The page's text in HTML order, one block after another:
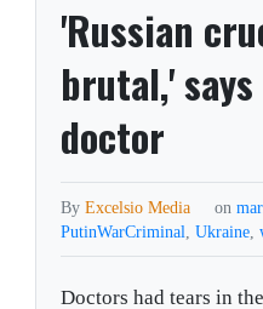
'Russian
brutal,'
doctor
ByExcelsio Media on
PutinWarCriminal,Ukraine,
Doctors had tears in